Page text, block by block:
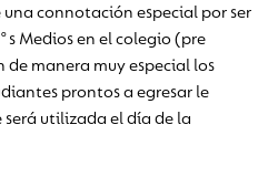
connotación especial por ser
Medios en el colegio (pre
de manera muy especial los
prontos a egresar le
utilizada el día de la